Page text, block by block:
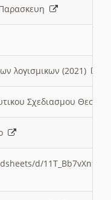
λογισμικων (2021)
Σχεδιασμου
d/